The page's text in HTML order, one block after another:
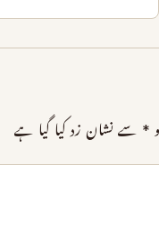
* سے نشان زد کیا گیا ہے